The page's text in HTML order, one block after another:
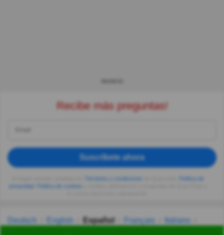
Recibe más preguntas!
Suscríbete ahora
privacidad
Deutsch English Español Français
Italiano